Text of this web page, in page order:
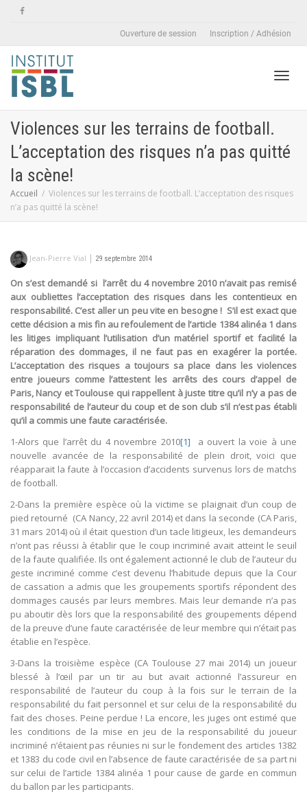
Ouverture de session Inscription / Adhésion
Violences sur les terrains de football.
L’acceptation des risques n’a pas quitté
la scène!
Accueil
Violences sur les terrains de football. L’acceptation des risques
n’a pas quitté la scène!
Jean-Pierre Vial | 29 septembre 2014
On s’est demandé si l’arrêt du 4 novembre 2010 n’avait pas remisé
aux oubliettes l’acceptation des risques dans les contentieux en
responsabilité. C’est aller un peu vite en besogne ! S’il est exact que
cette décision a mis fin au refoulement de l’article 1384 alinéa 1 dans
les litiges impliquant l’utilisation d’un matériel sportif et facilité la
réparation des dommages, il ne faut pas en exagérer la portée.
L’acceptation des risques a toujours sa place dans les violences
entre joueurs comme l’attestent les arrêts des cours d’appel de
Paris, Nancy et Toulouse qui rappellent à juste titre qu’il n’y a pas de
responsabilité de l’auteur du coup et de son club s’il n’est pas établi
qu’il a commis une faute caractérisée.
1-Alors que l’arrêt du 4 novembre 2010[1] a ouvert la voie à une
nouvelle avancée de la responsabilité de plein droit, voici que
réapparait la faute à l’occasion d’accidents survenus lors de matchs
de football.
2-Dans la première espèce où la victime se plaignait d’un coup de
pied retourné (CA Nancy, 22 avril 2014) et dans la seconde (CA Paris,
31 mars 2014) où il était question d’un tacle litigieux, les demandeurs
n’ont pas réussi à établir que le coup incriminé avait atteint le seuil
de la faute qualifiée. Ils ont également actionné le club de l’auteur du
geste incriminé comme c’est devenu l’habitude depuis que la Cour
de cassation a admis que les groupements sportifs répondent des
dommages causés par leurs membres. Mais leur demande n’a pas
pu aboutir dès lors que la responsabilité des groupements dépend
de la preuve d’une faute caractérisée de leur membre qui n’était pas
établie en l’espèce.
3-Dans la troisième espèce (CA Toulouse 27 mai 2014) un joueur
blessé à l’œil par un tir au but avait actionné l’assureur en
responsabilité de l’auteur du coup à la fois sur le terrain de la
responsabilité du fait personnel et sur celui de la responsabilité du
fait des choses. Peine perdue ! La encore, les juges ont estimé que
les conditions de la mise en jeu de la responsabilité du joueur
incriminé n’étaient pas réunies ni sur le fondement des articles 1382
et 1383 du code civil en l’absence de faute caractérisée de sa part ni
sur celui de l’article 1384 alinéa 1 pour cause de garde en commun
du ballon par les participants.